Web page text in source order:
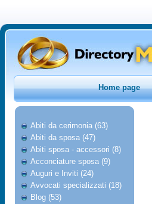
Home page
Abiti da cerimonia (63)
Abiti da sposa (47)
Abiti sposa - accessori (8)
Acconciature sposa (9)
Auguri e Inviti (24)
Avvocati specializzati (18)
Blog (53)